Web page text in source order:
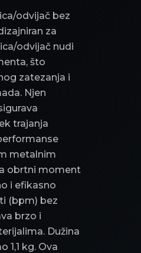
odvijač bez
za
odvijač nudi
što
zatezanja i
Njen
trajanja
metalnim
obrtni moment
i efikasno
(bpm) bez
brzo i
Dužina
1,1 kg. Ova